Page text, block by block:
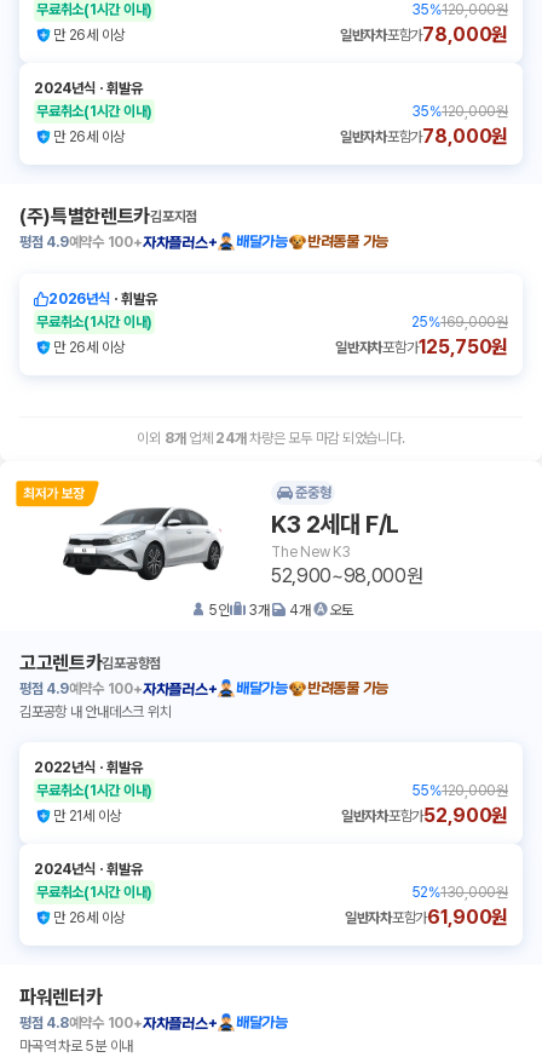
무료취소(1시간 이내) 35%120,000원
만 26세 이상
일반자차포함가78,000원
2024년식 ㆍ휘발유
무료취소(1시간 이내) 35%120,000원
만 26세 이상
일반자차포함가78,000원
(주)특별한렌트카김포지점
평점 4.9예약수 100+자차플러스+ 배달가능 반려동물 가능
2026년식 ㆍ휘발유
무료취소(1시간 이내) 25%169,000원
만 26세 이상
일반자차포함가125,750원
이외 8개 업체 24개 차량은 모두 마감 되었습니다.
준중형
K3 2세대 F/L
The New K3
52,900~98,000원
5인 3개 4개 오토
고고렌트카김포공항점
평점 4.9예약수 100+자차플러스+ 배달가능
반려동물 가능
김포공항 내 안내데스크 위치
2022년식 ㆍ휘발유
무료취소(1시간 이내) 55%120,000원
만 21세 이상
일반자차포함가52,900원
2024년식 ㆍ휘발유
무료취소(1시간 이내) 52%130,000원
만 26세 이상
일반자차포함가61,900원
파워렌터카
평점 4.8예약수 100+자차플러스+
배달가능
마곡역 차로 5분 이내